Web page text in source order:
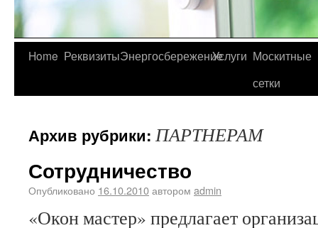
Home РеквизитыЭнергосбережениеУслуги Москитные
сетки
Архив рубрики: ПАРТНЕРАМ
Сотрудничество
Опубликовано 16.10.2010автором admin
«Окон мастер» предлагает